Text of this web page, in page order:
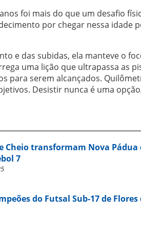
foi mais do que um desafio
por chegar nessa idade
e das subidas, ela manteve o
uma lição que ultrapassa as
para serem alcançados.
Desistir nunca é uma
Cheio transformam Nova Pádua
7
do Futsal Sub-17 de